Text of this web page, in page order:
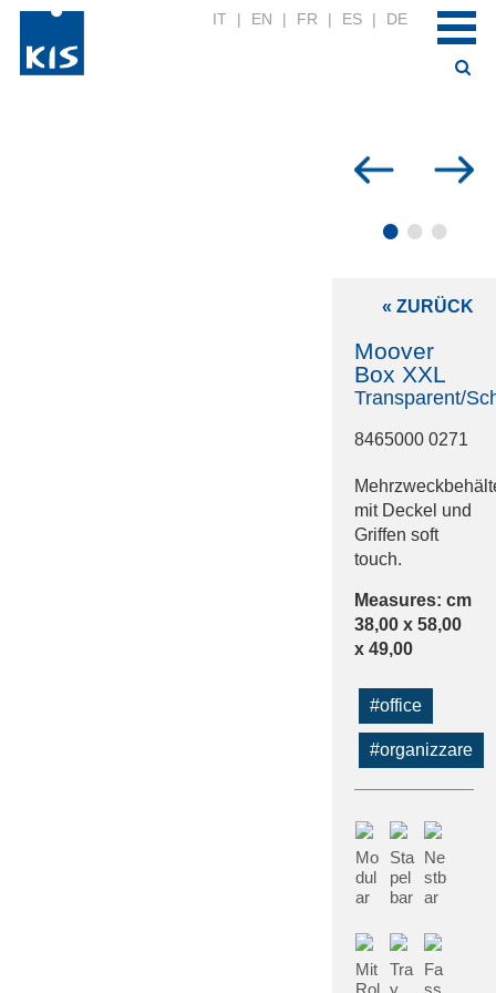
IT | EN | FR | ES | DE
•••
« ZURÜCK
Moover
Box XXL
Transparent/
8465000 0271
mit Deckel und
Griffen soft
touch.
Measures: cm
38,00 x 58,00
x 49,00
#office
#organizzare
Mo
dul
ar
Sta
pel
bar
Ne
stb
ar
Mit
Rol
Tra
y
Fa
ss